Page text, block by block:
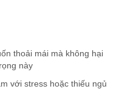
thoải mái mà không hại
này
với stress hoặc thiếu ngủ